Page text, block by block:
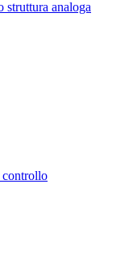
analoga
controllo